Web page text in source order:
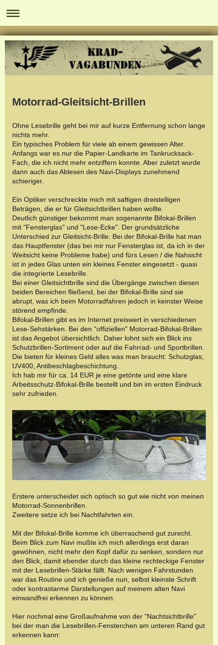
Motorrad-Gleitsicht-Brillen
Ohne Lesebrille geht bei mir auf kurze Entfernung schon lange
nichts mehr.
Ein typisches Problem für viele ab einem gewissen Alter.
Anfangs war es nur die Papier-Landkarte im Tankrucksack-
Fach, die ich nicht mehr entziffern konnte. Aber zuletzt wurde
dann auch das Ablesen des Navi-Displays zunehmend
schieriger.
Ein Optiker verschreckte mich mit saftigen dreistelligen
Beträgen, die er für Gleitsichtbrillen haben wollte.
Deutlich günstiger bekommt man sogenannte Bifokal-Brillen
mit "Fensterglas" und "Lese-Ecke". Der grundsätzliche
Unterschied zur Gleitsicht-Brille: Bei der Bifokal-Brille hat man
das Hauptfenster (das bei mir nur Fensterglas ist, da ich in der
Weitsicht keine Probleme habe) und fürs Lesen / die Nahsicht
ist in jedes Glas unten ein kleines Fenster eingesetzt - quasi
die integrierte Lesebrille.
Bei einer Gleitsichtbrille sind die Übergänge zwischen diesen
beiden Bereichen fließend, bei der Bifokal-Brille sind sie
abrupt, was ich beim Motorradfahren jedoch in keinster Weise
störend empfinde.
Bifokal-Brillen gibt es im Internet preiswert in verschiedenen
Lese-Sehstärken. Bei den "offiziellen" Motorrad-Bifokal-Brillen
ist das Angebot übersichtlich. Daher lohnt sich ein Blick ins
Schutzbrillen-Sortiment oder auf die Fahrrad- und Sportbrillen.
Die bieten für kleines Geld alles was man braucht: Schutzglas,
UV400, Antibeschlagbeschichtung.
Ich hab mir für ca. 14 EUR je eine getönte und eine klare
Arbeitsschutz-Bifokal-Brille bestellt und bin im ersten Eindruck
sehr zufrieden.
Erstere unterscheidet sich optisch so gut wie nicht von meinen
Motorrad-Sonnenbrillen.
Zweitere setze ich bei Nachtfahrten ein.
Mit der Bifokal-Brille komme ich überraschend gut zurecht.
Beim Blick zum Navi mußte ich mich allerdings erst daran
gewöhnen, nicht mehr den Kopf dafür zu senken, sondern nur
den Blick, damit ebender durch das kleine rechteckige Fenster
mit der Lesebrillen-Stärke fällt. Nach wenigen Fahrstunden
war das Routine und ich genieße nun, selbst kleinste Schrift
oder kontrastarme Darstellungen auf meinem alten Navi
einwandfrei erkennen zu können.
Hier nochmal eine Großaufnahme von der "Nachtsichtbrille"
bei der man die Lesebrillen-Fensterchen am unteren Rand gut
erkennen kann: